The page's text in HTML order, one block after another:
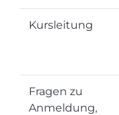
Kursleitung
Fragen zu
Anmeldung,